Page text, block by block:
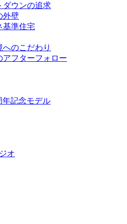
ダウンの追求
外壁
基準住宅
のこだわり
アフターフォロー
年記念モデル
オ